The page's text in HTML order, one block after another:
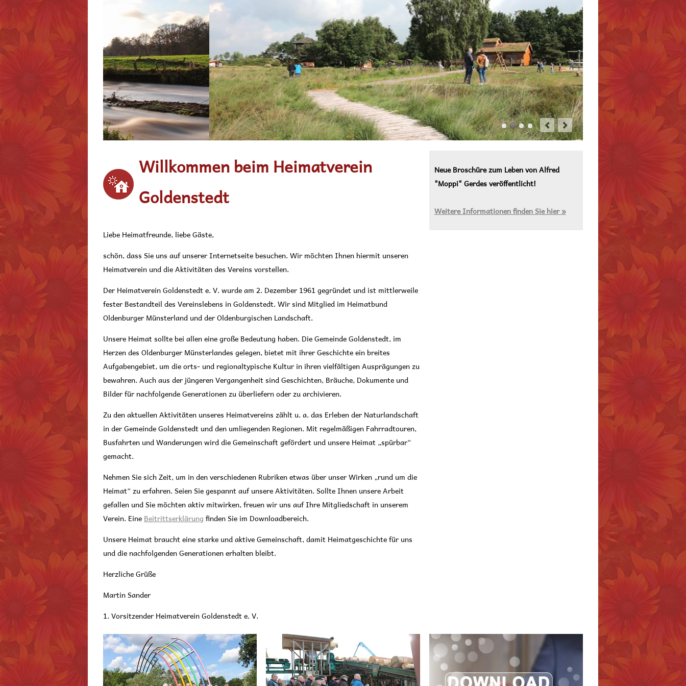
Willkommen beim Heimatverein
Goldenstedt
Liebe Heimatfreunde, liebe Gäste,
schön, dass Sie uns auf unserer Internetseite besuchen. Wir möchten Ihnen hiermit unseren
Heimatverein und die Aktivitäten des Vereins vorstellen.
Der Heimatverein Goldenstedt e. V. wurde am 2. Dezember 1961 gegründet und ist mittlerweile
fester Bestandteil des Vereinslebens in Goldenstedt. Wir sind Mitglied im Heimatbund
Oldenburger Münsterland und der Oldenburgischen Landschaft.
Unsere Heimat sollte bei allen eine große Bedeutung haben. Die Gemeinde Goldenstedt, im
Herzen des Oldenburger Münsterlandes gelegen, bietet mit ihrer Geschichte ein breites
Aufgabengebiet, um die orts- und regionaltypische Kultur in ihren vielfältigen Ausprägungen zu
bewahren. Auch aus der jüngeren Vergangenheit sind Geschichten, Bräuche, Dokumente und
Bilder für nachfolgende Generationen zu überliefern oder zu archivieren.
Zu den aktuellen Aktivitäten unseres Heimatvereins zählt u. a. das Erleben der Naturlandschaft
in der Gemeinde Goldenstedt und den umliegenden Regionen. Mit regelmäßigen Fahrradtouren,
Busfahrten und Wanderungen wird die Gemeinschaft gefördert und unsere Heimat „spürbar“
gemacht.
Nehmen Sie sich Zeit, um in den verschiedenen Rubriken etwas über unser Wirken „rund um die
Heimat“ zu erfahren. Seien Sie gespannt auf unsere Aktivitäten. Sollte Ihnen unsere Arbeit
gefallen und Sie möchten aktiv mitwirken, freuen wir uns auf Ihre Mitgliedschaft in unserem
Verein. EineBeitrittserklärungfinden Sie im Downloadbereich.
Unsere Heimat braucht eine starke und aktive Gemeinschaft, damit Heimatgeschichte für uns
und die nachfolgenden Generationen erhalten bleibt.
Herzliche Grüße
Martin Sander
1. Vorsitzender Heimatverein Goldenstedt e. V.
Neue Broschüre zum Leben von Alfred
"Moppi" Gerdes veröffentlicht!
Weitere Informationen finden Sie hier »